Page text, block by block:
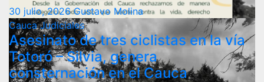
30 julio, 2026Gustavo Molina
CaucaJudiciales
Asesinato de tres ciclistas en la vía
Totoró – Silvia, genera
consternación en el Cauca